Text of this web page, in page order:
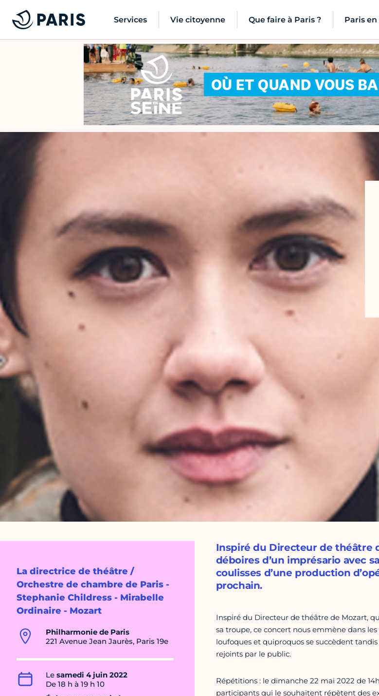
Services Vie citoyenne Que faire à Paris ? Paris en
La directrice de théâtre /
Orchestre de chambre de Paris -
Stephanie Childress - Mirabelle
Ordinaire - Mozart
Philharmonie de Paris
221 Avenue Jean Jaurès, Paris 19e
Le samedi 4 juin 2022
De 18 h à 19 h 10
Inspiré du Directeur de théâtre
déboires d’un imprésario avec
coulisses d’une production
prochain.
Inspiré du Directeur de théâtre de Mozart,
sa troupe, ce concert nous emmène dans les
loufoques et quiproquos se succèdent
rejoints par le public.
Répétitions : le dimanche 22 mai 2022 de
participants qui le souhaitent répètent des